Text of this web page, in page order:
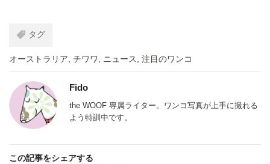
タグ
オーストラリア, チワワ, ニュース, 注目のワンコ
Fido
the WOOF 専属ライター。ワンコ写真が上手に撮れる
よう特訓中です。
この記事をシェアする